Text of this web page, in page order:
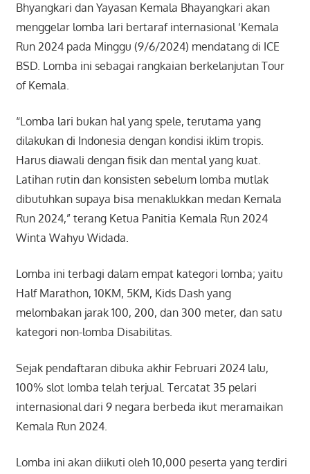
Bhyangkari dan Yayasan Kemala Bhayangkari akan
menggelar lomba lari bertaraf internasional ‘Kemala
Run 2024 pada Minggu (9/6/2024) mendatang di ICE
BSD. Lomba ini sebagai rangkaian berkelanjutan Tour
of Kemala.
“Lomba lari bukan hal yang spele, terutama yang
dilakukan di Indonesia dengan kondisi iklim tropis.
Harus diawali dengan fisik dan mental yang kuat.
Latihan rutin dan konsisten sebelum lomba mutlak
dibutuhkan supaya bisa menaklukkan medan Kemala
Run 2024,” terang Ketua Panitia Kemala Run 2024
Winta Wahyu Widada.
Lomba ini terbagi dalam empat kategori lomba; yaitu
Half Marathon, 10KM, 5KM, Kids Dash yang
melombakan jarak 100, 200, dan 300 meter, dan satu
kategori non-lomba Disabilitas.
Sejak pendaftaran dibuka akhir Februari 2024 lalu,
100% slot lomba telah terjual. Tercatat 35 pelari
internasional dari 9 negara berbeda ikut meramaikan
Kemala Run 2024.
Lomba ini akan diikuti oleh 10,000 peserta yang terdiri